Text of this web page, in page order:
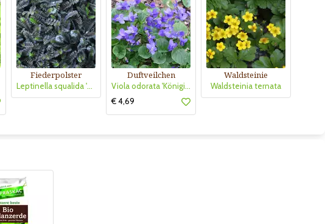
Fiederpolster
Leptinella squalida 'Platt's Black'
Duftveilchen
Viola odorata 'Königin Charlotte'
€ 4,69
Waldsteinie
Waldsteinia ternata